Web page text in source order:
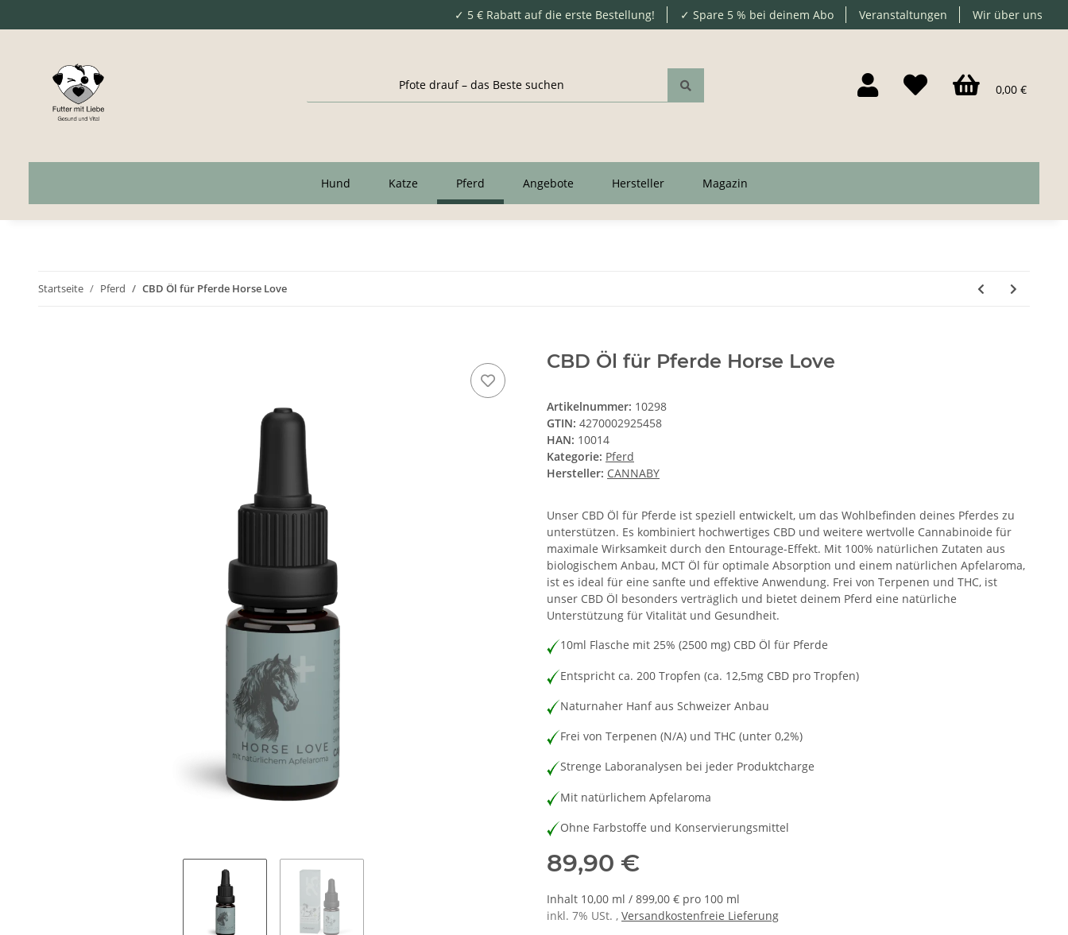
✓ 5 € Rabatt auf die erste Bestellung! ✓ Spare 5 % bei deinem Abo Veranstaltungen Wir über uns
0,00 €
Hund Katze Pferd Angebote Hersteller Magazin
Startseite Pferd CBD Öl für Pferde Horse Love
CBD Öl für Pferde Horse Love
Artikelnummer: 10298
GTIN: 4270002925458
HAN: 10014
Kategorie: Pferd
Hersteller: CANNABY
Unser CBD Öl für Pferde ist speziell entwickelt, um das Wohlbefinden deines Pferdes zu
unterstützen. Es kombiniert hochwertiges CBD und weitere wertvolle Cannabinoide für
maximale Wirksamkeit durch den Entourage-Effekt. Mit 100% natürlichen Zutaten aus
biologischem Anbau, MCT Öl für optimale Absorption und einem natürlichen Apfelaroma,
ist es ideal für eine sanfte und effektive Anwendung. Frei von Terpenen und THC, ist
unser CBD Öl besonders verträglich und bietet deinem Pferd eine natürliche
Unterstützung für Vitalität und Gesundheit.
10ml Flasche mit 25% (2500 mg) CBD Öl für Pferde
Entspricht ca. 200 Tropfen (ca. 12,5mg CBD pro Tropfen)
Naturnaher Hanf aus Schweizer Anbau
Frei von Terpenen (N/A) und THC (unter 0,2%)
Strenge Laboranalysen bei jeder Produktcharge
Mit natürlichem Apfelaroma
Ohne Farbstoffe und Konservierungsmittel
89,90 €
Inhalt 10,00 ml / 899,00 € pro 100 ml
inkl. 7% USt. , Versandkostenfreie Lieferung